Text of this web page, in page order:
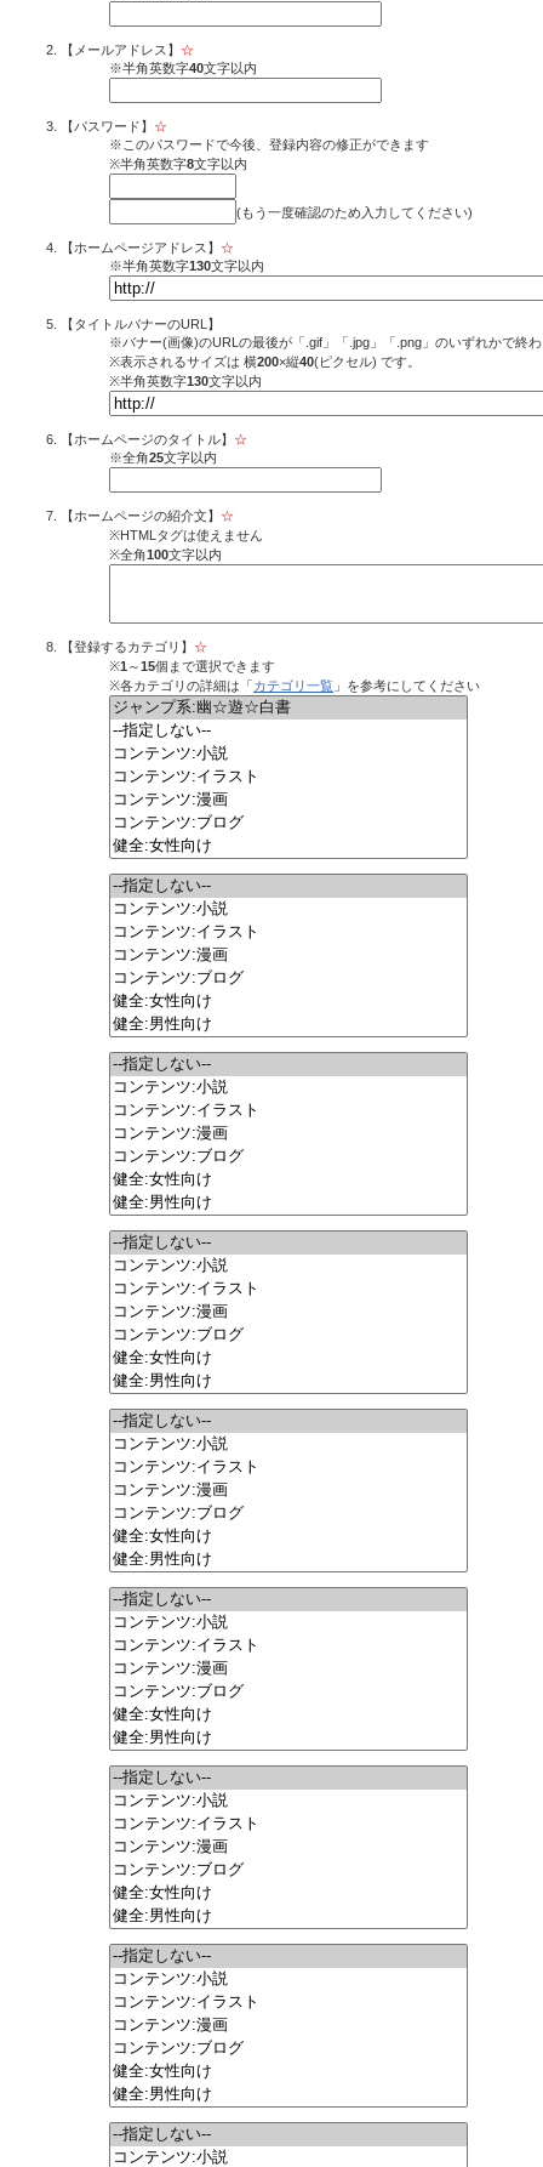
【メールアドレス】 ☆
※半角英数字40文字以内
【パスワード】 ☆
※このパスワードで今後、登録内容の修正ができます
※半角英数字8文字以内
(もう一度確認のため入力してください)
【ホームページアドレス】 ☆
※半角英数字130文字以内
【タイトルバナーのURL】
※バナー(画像)のURLの最後が「.gif」「.jpg」「.png」のいずれかで終
※表示されるサイズは 横200×縦40(ピクセル) です。
※半角英数字130文字以内
【ホームページのタイトル】 ☆
※全角25文字以内
【ホームページの紹介文】 ☆
※HTMLタグは使えません
※全角100文字以内
【登録するカテゴリ】 ☆
※1 ～15個まで選択できます
※各カテゴリの詳細は「カテゴリ一覧 」を参考にしてください